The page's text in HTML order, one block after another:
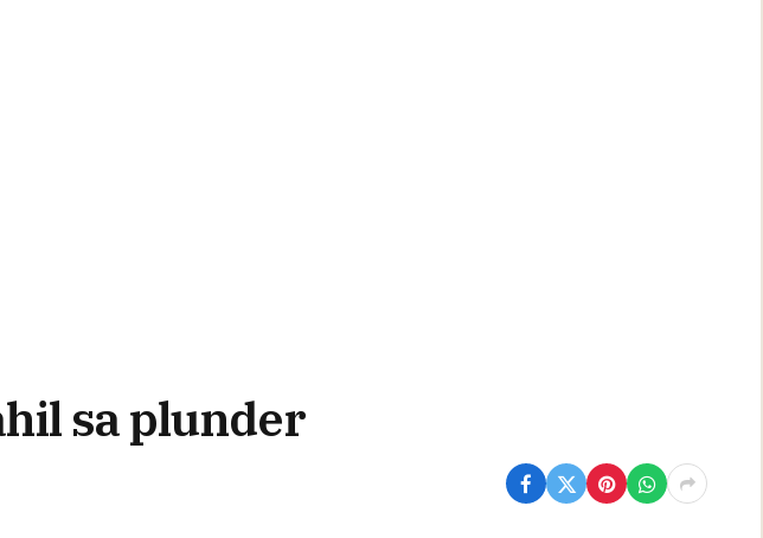
sa plunder